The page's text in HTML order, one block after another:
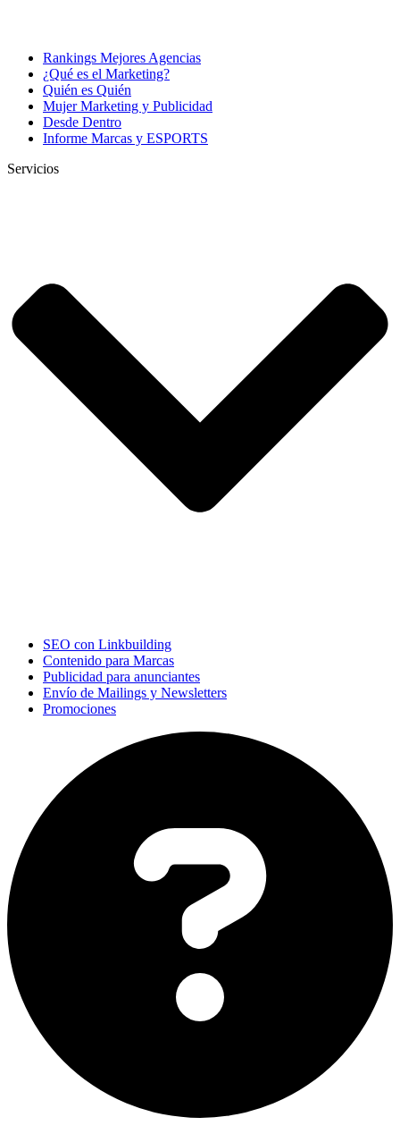
Rankings Mejores Agencias
¿Qué es el Marketing?
Quién es Quién
Mujer Marketing y Publicidad
Desde Dentro
Informe Marcas y ESPORTS
Servicios
SEO con Linkbuilding
Contenido para Marcas
Publicidad para anunciantes
Envío de Mailings y Newsletters
Promociones